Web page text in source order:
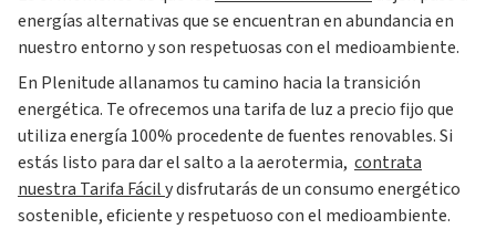
energías alternativas que se encuentran en abundancia en
nuestro entorno y son respetuosas con el medioambiente.
En Plenitude allanamos tu camino hacia la transición
energética. Te ofrecemos una tarifa de luz a precio fijo que
utiliza energía 100% procedente de fuentes renovables. Si
estás listo para dar el salto a la aerotermia, contrata
nuestra Tarifa Fácily disfrutarás de un consumo energético
sostenible, eficiente y respetuoso con el medioambiente.